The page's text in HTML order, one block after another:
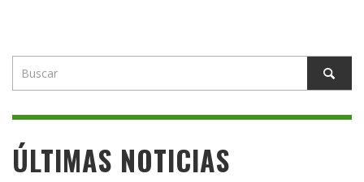
ÚLTIMAS NOTICIAS